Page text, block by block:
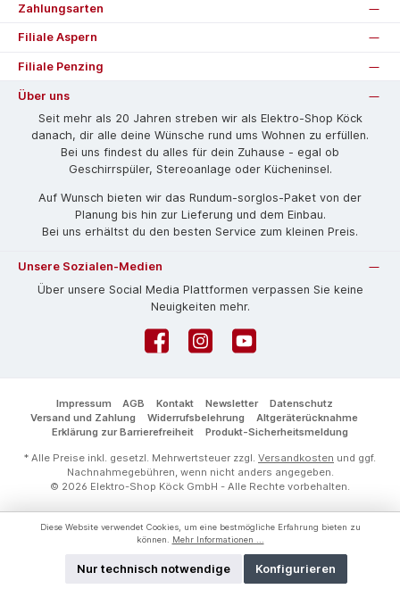
Zahlungsarten
Filiale Aspern
Filiale Penzing
Über uns
Seit mehr als 20 Jahren streben wir als Elektro-Shop Köck
danach, dir alle deine Wünsche rund ums Wohnen zu erfüllen.
Bei uns findest du alles für dein Zuhause - egal ob
Geschirrspüler, Stereoanlage oder Kücheninsel.
Auf Wunsch bieten wir das Rund­um-sorg­los-Pa­ket von der
Planung bis hin zur Lieferung und dem Einbau.
Bei uns erhältst du den besten Service zum kleinen Preis.
Unsere Sozialen-Medien
Über unsere Social Media Plattformen verpassen Sie keine
Neuigkeiten mehr.
FacebookInstagramYouTube
Impressum AGB Kontakt Newsletter
Datenschutz
Versand und Zahlung
Widerrufsbelehrung
Altgeräterücknahme
Erklärung zur Barrierefreiheit
Produkt-Sicherheitsmeldung
* Alle Preise inkl. gesetzl. Mehrwertsteuer zzgl. Versandkosten und ggf.
Nachnahmegebühren, wenn nicht anders angegeben.
© 2026 Elektro-Shop Köck GmbH - Alle Rechte vorbehalten.
Diese Website verwendet Cookies, um eine bestmögliche Erfahrung bieten zu
können.
Mehr Informationen ...
Nur technisch notwendige Konfigurieren